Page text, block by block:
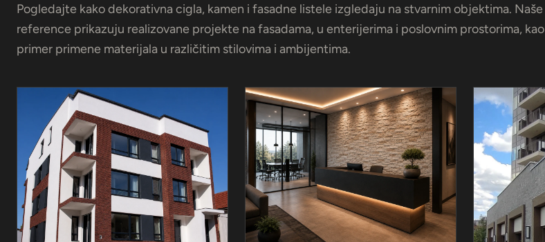
Pogledajte kako dekorativna cigla, kamen i fasadne listele izgledaju na stvarnim objektima. Naše
reference prikazuju realizovane projekte na fasadama, u enterijerima i poslovnim prostorima, kao
primer primene materijala u različitim stilovima i ambijentima.